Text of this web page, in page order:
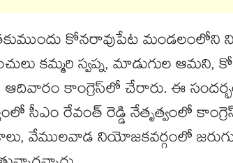
కోనరావుపేట మండలంలోని
కమ్మరి స్వప్న, మాడుగుల ఆమని,
ఆదివారం కాంగ్రెస్‌‌‌‌లో చేరారు. ఈ
సీఎం రేవంత్ రెడ్డి నేతృత్వంలో కాంగ్రెస్
వేములవాడ నియోజకవర్గంలో